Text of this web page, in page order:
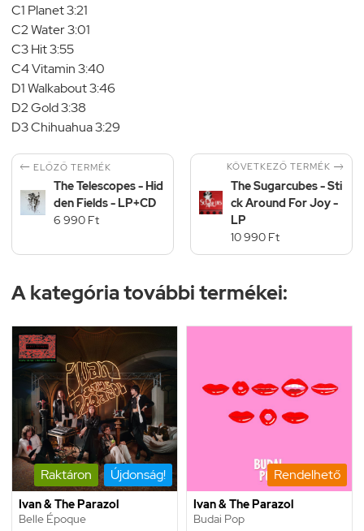
C1 Planet 3:21
C2 Water 3:01
C3 Hit 3:55
C4 Vitamin 3:40
D1 Walkabout 3:46
D2 Gold 3:38
D3 Chihuahua 3:29
 ELŐZŐ TERMÉK
The Telescopes - Hid
den Fields - LP+CD
6 990 Ft
KÖVETKEZŐ TERMÉK 
The Sugarcubes - Sti
ck Around For Joy -
LP
10 990 Ft
A kategória további termékei:
Raktáron Újdonság!
Ivan & The Parazol
Belle Époque
Rendelhető
Ivan & The Parazol
Budai Pop